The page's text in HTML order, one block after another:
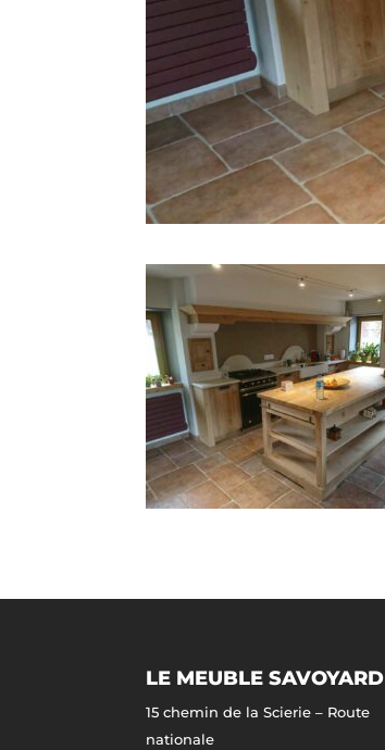
LE MEUBLE SAVOYARD
15 chemin de la Scierie – Route
nationale